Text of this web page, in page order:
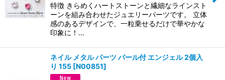
特徴 きらめくハートストーンと繊細なラインスト
ーンを組み合わせたジュエリーパーツです。 立体
感のあるデザインで、一粒乗せるだけで華やかな
印象に！…
ネイル メタル パーツ パール付 エンジェル 2個入
り 155 [N00851]